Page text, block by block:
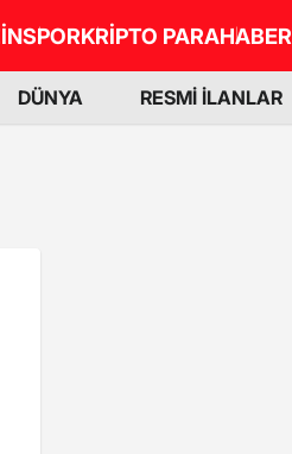
SPORKRİPTO PARAHABER
DÜNYA RESMİ İLANLAR